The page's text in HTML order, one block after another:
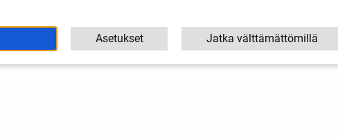
Asetukset Jatka välttämättömillä